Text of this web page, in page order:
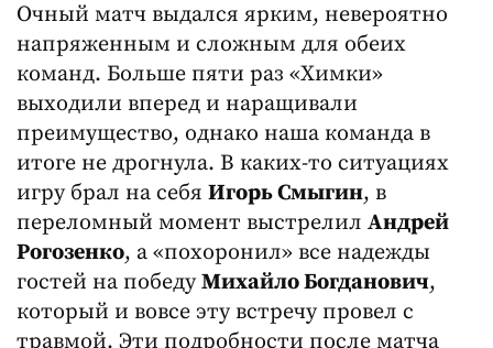
Очный матч выдался ярким, невероятно
напряженным и сложным для обеих
команд. Больше пяти раз «Химки»
выходили вперед и наращивали
преимущество, однако наша команда в
итоге не дрогнула. В каких-то ситуациях
игру брал на себя Игорь Смыгин, в
переломный момент выстрелил Андрей
Рогозенко, а «похоронил» все надежды
гостей на победуМихайло Богданович,
который и вовсе эту встречу провел с
травмой. Эти подробности после матча